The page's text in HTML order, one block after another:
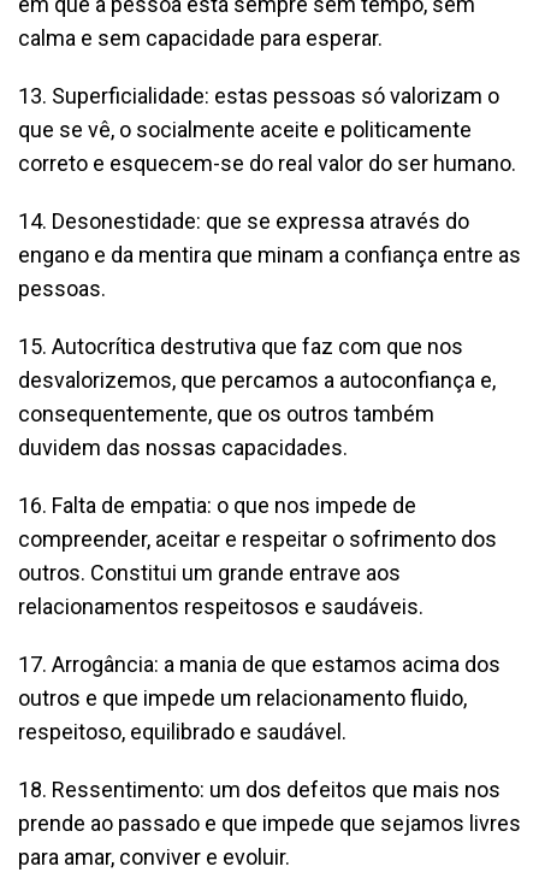
calma e sem capacidade para esperar.
13. Superficialidade: estas pessoas só valorizam o
que se vê, o socialmente aceite e politicamente
correto e esquecem-se do real valor do ser humano.
14. Desonestidade: que se expressa através do
engano e da mentira que minam a confiança entre as
pessoas.
15. Autocrítica destrutiva que faz com que nos
desvalorizemos, que percamos a autoconfiança e,
consequentemente, que os outros também
duvidem das nossas capacidades.
16. Falta de empatia: o que nos impede de
compreender, aceitar e respeitar o sofrimento dos
outros. Constitui um grande entrave aos
relacionamentos respeitosos e saudáveis.
17. Arrogância: a mania de que estamos acima dos
outros e que impede um relacionamento fluido,
respeitoso, equilibrado e saudável.
18. Ressentimento: um dos defeitos que mais nos
prende ao passado e que impede que sejamos livres
para amar, conviver e evoluir.